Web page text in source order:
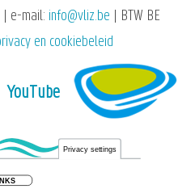
| e-mail: info@vliz.be | BTW BE
en cookiebeleid
YouTube
Privacy settings